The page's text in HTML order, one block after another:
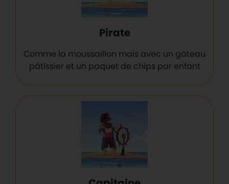
Pirate
Comme la moussaillon mais avec un gâteau
pâtissier et un paquet de chips par enfant